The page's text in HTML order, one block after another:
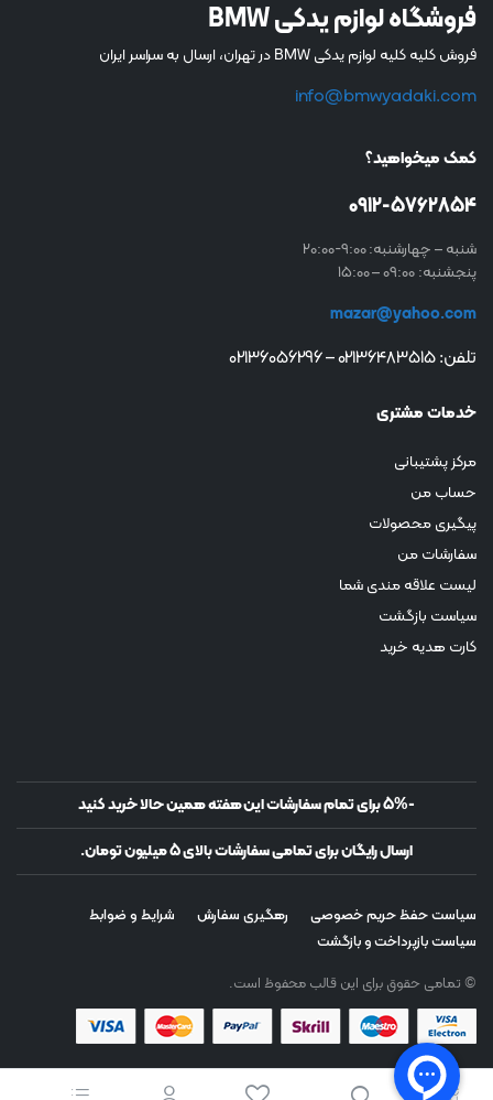
فروشگاه لوازم یدکی BMW
فروش کلیه کلیه لوازم یدکی BMW در تهران، ارسال به سراسر ایران
info@bmwyadaki.com
کمک میخواهید؟
0912-5762854
شنبه – چهارشنبه: 9:00-20:00
پنجشنبه: 09:00 – 15:00
mazar@yahoo.com
تلفن: 02136483515 – 02136056296
خدمات مشتری
مرکز پشتیبانی
حساب من
پیگیری محصولات
سفارشات من
لیست علاقه مندی شما
سیاست بازگشت
کارت هدیه خرید
-5% برای تمام سفارشات این هفته همین حالا خرید کنید
ارسال رایگان برای تمامی سفارشات بالای 5 میلیون تومان.
سیاست حفظ حریم خصوصی رهگیری سفارش
شرایط و ضوابط
سیاست بازپرداخت و بازگشت
© تمامی حقوق برای این قالب محفوظ است.
دانلود اپلیکیشن روی موبایل